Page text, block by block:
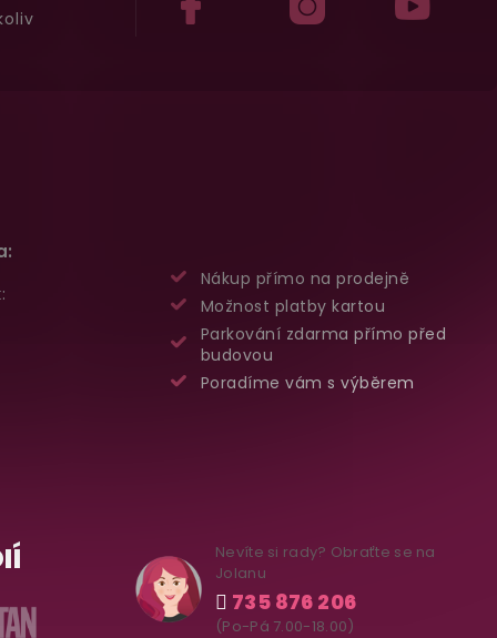
Nákup přímo na prodejně
Možnost platby kartou
Parkování zdarma přímo před
budovou
Poradíme vám s výběrem
Nevíte si rady? Obraťte se na
Jolanu
735 876 206
(Po-Pá 7.00-18.00)